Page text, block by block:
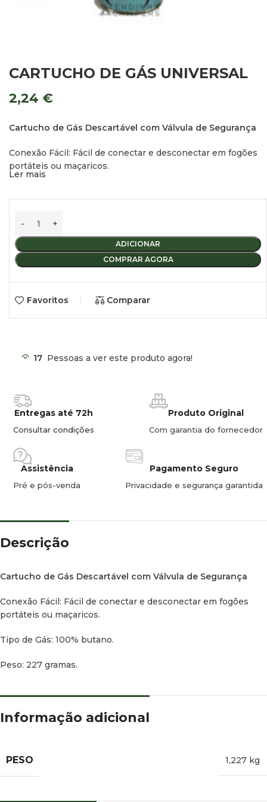
CARTUCHO DE GÁS UNIVERSAL
2,24 €
Cartucho de Gás Descartável com Válvula de Segurança
Conexão Fácil: Fácil de conectar e desconectar em fogões
portáteis ou maçaricos.
Ler mais
ADICIONAR
COMPRAR AGORA
Favoritos Comparar
17 Pessoas a ver este produto agora!
Entregas até 72h
Consultar condições
Produto Original
Com garantia do fornecedor
Assistência
Pré e pós-venda
Pagamento Seguro
Privacidade e segurança garantida
Descrição
Cartucho de Gás Descartável com Válvula de Segurança
Conexão Fácil: Fácil de conectar e desconectar em fogões
portáteis ou maçaricos.
Tipo de Gás: 100% butano.
Peso: 227 gramas.
Informação adicional
PESO 1,227 kg